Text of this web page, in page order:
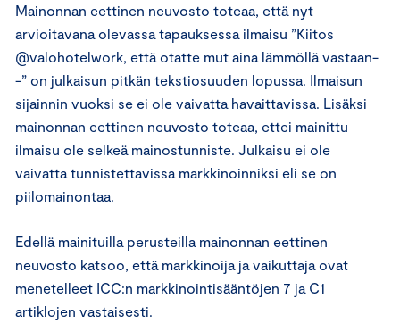
Mainonnan eettinen neuvosto toteaa, että nyt
arvioitavana olevassa tapauksessa ilmaisu ”Kiitos
@valohotelwork, että otatte mut aina lämmöllä vastaan-
-” on julkaisun pitkän tekstiosuuden lopussa. Ilmaisun
sijainnin vuoksi se ei ole vaivatta havaittavissa. Lisäksi
mainonnan eettinen neuvosto toteaa, ettei mainittu
ilmaisu ole selkeä mainostunniste. Julkaisu ei ole
vaivatta tunnistettavissa markkinoinniksi eli se on
piilomainontaa.
Edellä mainituilla perusteilla mainonnan eettinen
neuvosto katsoo, että markkinoija ja vaikuttaja ovat
menetelleet ICC:n markkinointisääntöjen 7 ja C1
artiklojen vastaisesti.